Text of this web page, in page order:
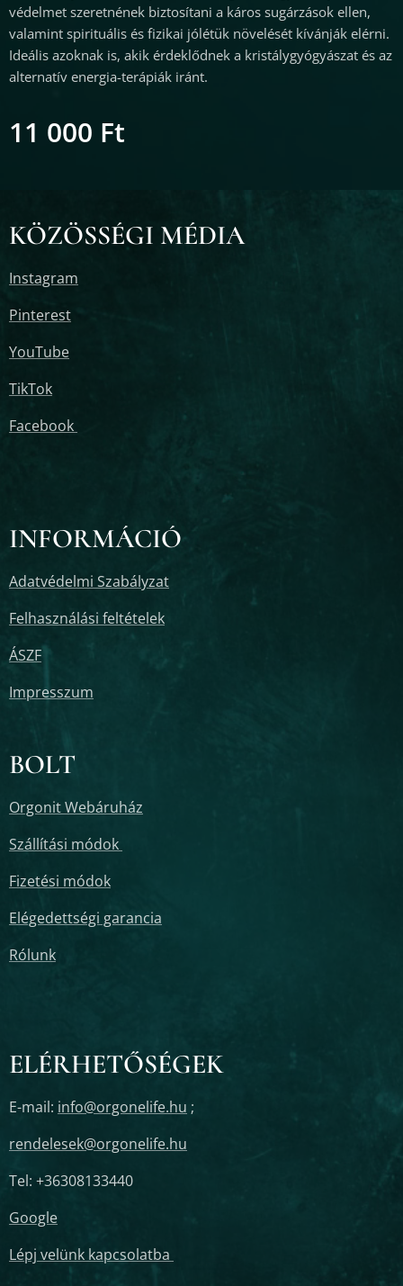
védelmet szeretnének biztosítani a káros sugárzások ellen,
valamint spirituális és fizikai jólétük növelését kívánják elérni.
Ideális azoknak is, akik érdeklődnek a kristálygyógyászat és az
alternatív energia-terápiák iránt.
11 000 Ft
KÖZÖSSÉGI MÉDIA
Instagram
Pinterest
YouTube
TikTok
Facebook
INFORMÁCIÓ
Adatvédelmi Szabályzat
Felhasználási feltételek
ÁSZF
Impresszum
BOLT
Orgonit Webáruház
Szállítási módok
Fizetési módok
Elégedettségi garancia
Rólunk
ELÉRHETŐSÉGEK
E-mail: info@orgonelife.hu ;
rendelesek@orgonelife.hu
Tel: +36308133440
Google
Lépj velünk kapcsolatba